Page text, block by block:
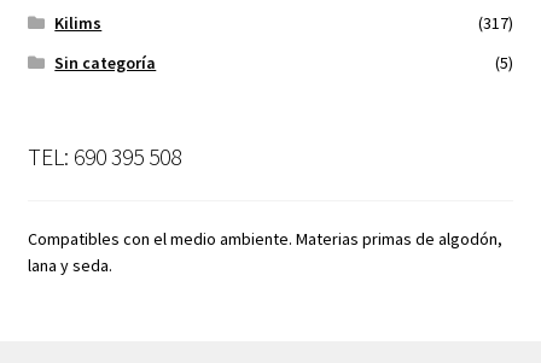
Kilims
(317)
Sin categoría
(5)
TEL: 690 395 508
Compatibles con el medio ambiente. Materias primas de algodón,
lana y seda.